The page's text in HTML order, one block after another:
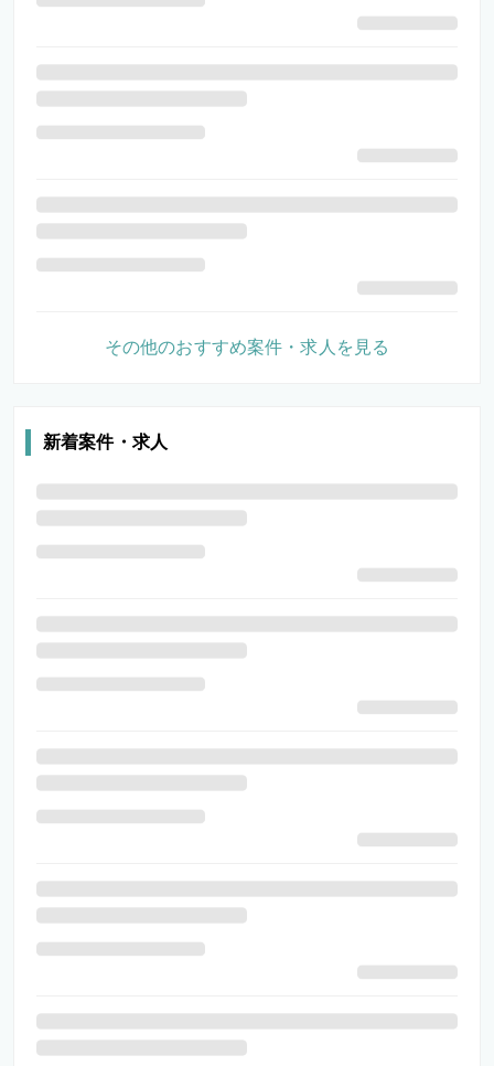
その他のおすすめ案件・求人を見る
新着案件・求人